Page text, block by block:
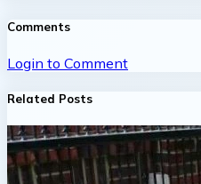
Comments
Login to Comment
Related Posts